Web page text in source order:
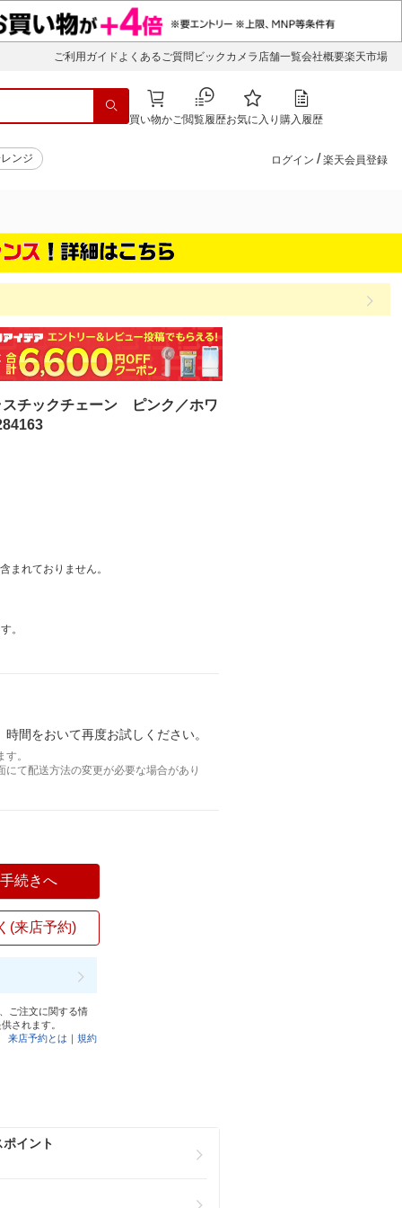
ご利用ガイド よくあるご質問 ビックカメラ店舗一覧会社概要楽天市場
買い物かご閲覧履歴お気に入り 購入履歴
ンジ ログイン / 楽天会員登録
チックチェーン ピンク／ホワ
まれておりません。
。
間をおいて再度お試しください。
。
て配送方法の変更が必要な場合があり
続きへ
(来店予約)
ご注文に関する情
されます。
来店予約とは ｜規約
イント